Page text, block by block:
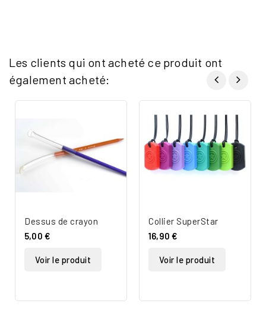
Les clients qui ont acheté ce produit ont
également acheté:
Dessus de crayon
5,00 €
Voir le produit
Collier SuperStar
16,90 €
Voir le produit